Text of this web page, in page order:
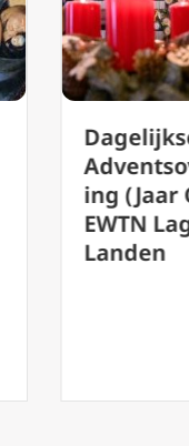
ing (Jaar
EWTN
Landen